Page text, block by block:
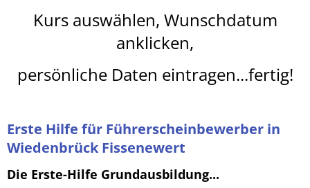
Kurs auswählen, Wunschdatum
anklicken,
persönliche Daten eintragen...fertig!
Erste Hilfe für Führerscheinbewerber in
Wiedenbrück Fissenewert
Die Erste-Hilfe Grundausbildung...